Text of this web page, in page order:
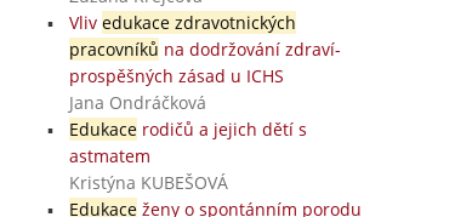
Vliv edukace zdravotnických
pracovníků na dodržování zdraví-
prospěšných zásad u ICHS
Jana Ondráčková
Edukacerodičů a jejich dětí s
astmatem
Kristýna KUBEŠOVÁ
Edukaceženy o spontánním porodu